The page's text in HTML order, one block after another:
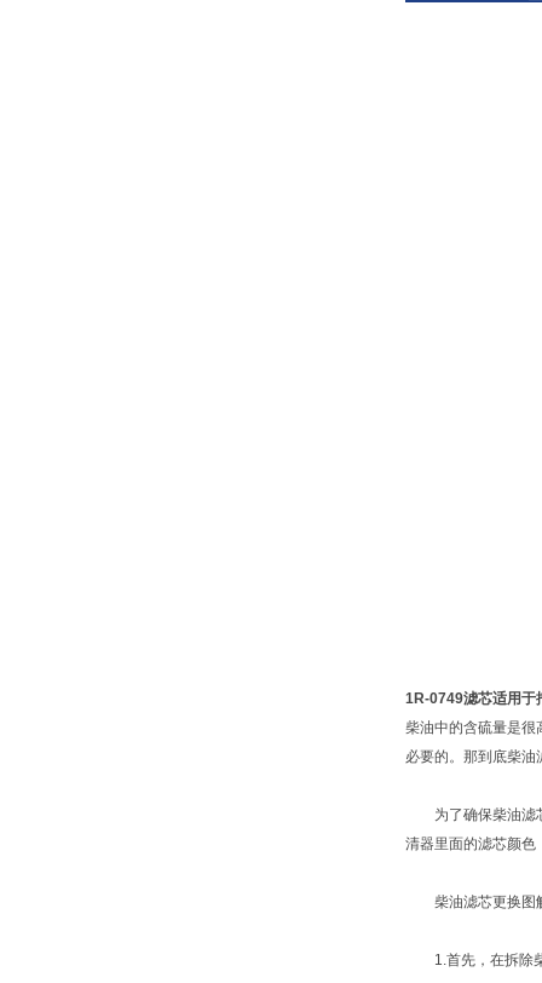
1R-0749滤芯适用于
柴油中的含硫量是很
必要的。那到底柴
为了确保柴油滤芯
清器里面的滤芯颜色
柴油滤芯更换图解
1.首先，在拆除柴